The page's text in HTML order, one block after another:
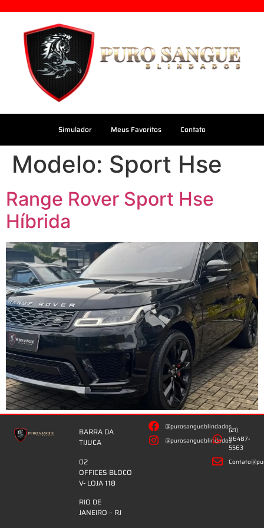
Simulador Meus Favoritos Contato
Modelo: Sport Hse
Range Rover Sport Hse
Híbrida
BARRA DA
TIJUCA
02
OFFICES BLOCO
V- LOJA 118
RIO DE
JANEIRO – RJ
@purosangueblindados
@purosangueblindados
(21)
96487-
5563